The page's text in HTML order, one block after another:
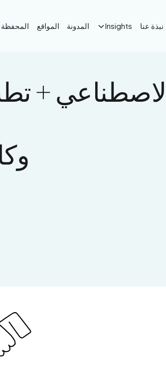
المحفظة المواقع المدونة Insights نبذة عنا
+